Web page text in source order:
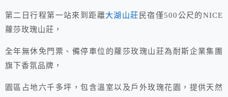
第二日行程第一站來到距離大湖山莊 民宿僅500公尺的NICE
蘿莎玫瑰山莊，
全年無休免門票、備停車位的蘿莎玫瑰山莊為耐斯企業集團
旗下香氛品牌，
園區占地六千多坪，包含溫室以及戶外玫瑰花園，提供天然